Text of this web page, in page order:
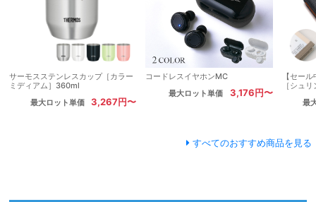
サーモスステンレスカップ［カラー
ミディアム］360ml
最大ロット単価
3,267円〜
コードレスイヤホンMC
最大ロット単価
3,176円〜
【セー
［シュ
最
すべてのおすすめ商品を見る